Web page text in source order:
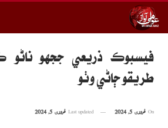
فيسبوڪ ذريعي ججهو ناڻو
طريقو ڄاڻي وٺو
فروری 5, 2024 فروری 5, 2024